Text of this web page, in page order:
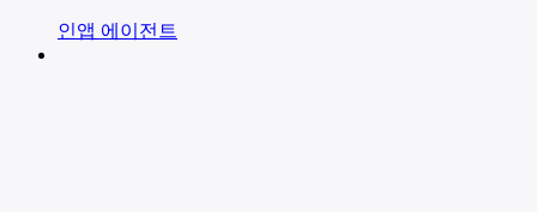
인앱 에이전트